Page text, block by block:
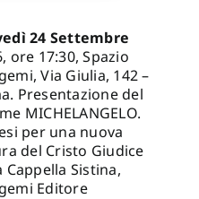
24 Settembre
ore 17:30, Spazio
Via Giulia, 142 –
Presentazione del
MICHELANGELO.
per una nuova
del Cristo Giudice
Cappella Sistina,
Editore